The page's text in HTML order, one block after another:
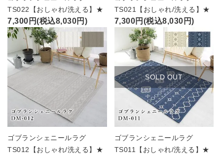
TS022【おしゃれ/洗える】★
7,300円(税込8,030円)
TS021【おしゃれ/洗える】★
7,300円(税込8,030円)
ゴブランシェニールラグ
TS012【おしゃれ/洗える】★
SOLD OUT
ゴブランシェニールラグ
TS011【おしゃれ/洗える】★